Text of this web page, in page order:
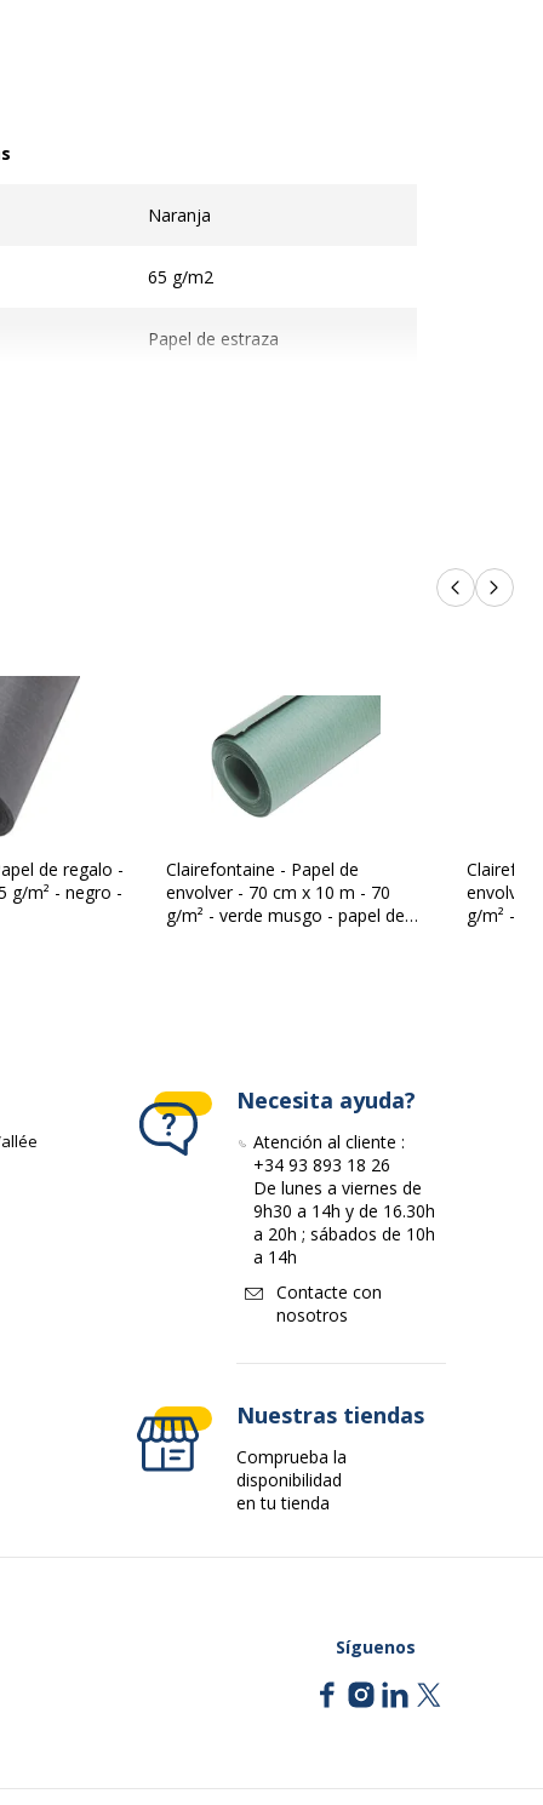
Naranja
65 g/m2
Papel de estraza
195758C
Productos
de regalo -
g/m² - negro -
Clairefontaine - Papel de
envolver - 70 cm x 10 m - 70
g/m² - verde musgo - papel de
envolver
g/m² -
Necesita ayuda?
Atención al cliente :
+34 93 893 18 26
De lunes a viernes de
9h30 a 14h y de 16.30h
a 20h ; sábados de 10h
a 14h
Contacte con
nosotros
Nuestras tiendas
Comprueba la
disponibilidad
en tu tienda
Síguenos